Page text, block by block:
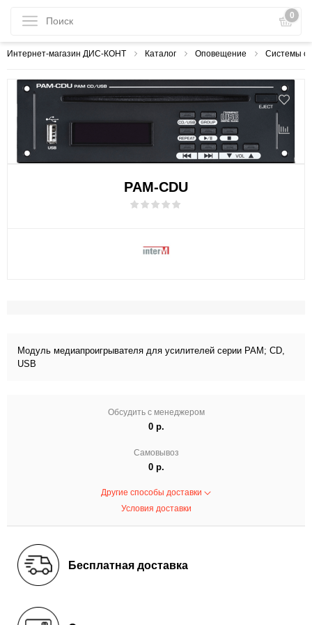
0
Интернет-магазин ДИС-КОНТ Каталог Оповещение Системы
PAM-CDU
Модуль медиапроигрывателя для усилителей серии PAM; CD,
USB
Обсудить с менеджером
0 р.
Самовывоз
0 р.
Другие способы доставки
Условия доставки
Бесплатная доставка